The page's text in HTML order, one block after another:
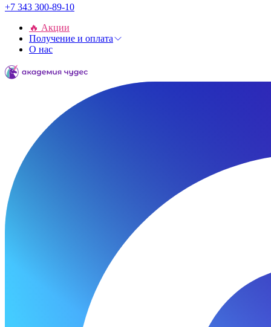
+7 343 300-89-10
🔥 Акции
Получение и оплата
О нас